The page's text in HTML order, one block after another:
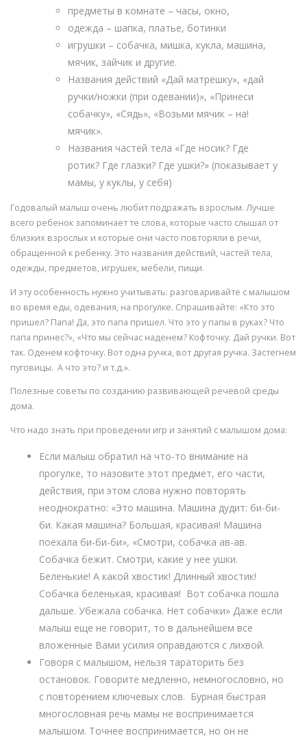
предметы в комнате – часы, окно,
одежда – шапка, платье, ботинки
игрушки – собачка, мишка, кукла, машина,
мячик, зайчик и другие.
Названия действий «Дай матрешку», «дай
ручки/ножки (при одевании)», «Принеси
собачку», «Сядь», «Возьми мячик – на!
мячик».
Названия частей тела «Где носик? Где
ротик? Где глазки? Где ушки?» (показывает у
мамы, у куклы, у себя)
Годовалый малыш очень любит подражать взрослым. Лучше
всего ребенок запоминает те слова, которые часто слышал от
близких взрослых и которые они часто повторяли в речи,
обращенной к ребенку. Это названия действий, частей тела,
одежды, предметов, игрушек, мебели, пищи.
И эту особенность нужно учитывать: разговаривайте с малышом
во время еды, одевания, на прогулке. Спрашивайте: «Кто это
пришел? Папа! Да, это папа пришел. Что это у папы в руках? Что
папа принес?», «Что мы сейчас наденем? Кофточку. Дай ручки. Вот
так. Оденем кофточку. Вот одна ручка, вот другая ручка. Застегнем
пуговицы. А что это? и т.д.».
Полезные советы по созданию развивающей речевой среды
дома.
Что надо знать при проведении игр и занятий с малышом дома:
Если малыш обратил на что-то внимание на
прогулке, то назовите этот предмет, его части,
действия, при этом слова нужно повторять
неоднократно: «Это машина. Машина дудит: би-би-
би. Какая машина? Большая, красивая! Машина
поехала би-би-би», «Смотри, собачка ав-ав.
Собачка бежит. Смотри, какие у нее ушки.
Беленькие! А какой хвостик! Длинный хвостик!
Собачка беленькая, красивая! Вот собачка пошла
дальше. Убежала собачка. Нет собачки» Даже если
малыш еще не говорит, то в дальнейшем все
вложенные Вами усилия оправдаются с лихвой.
Говоря с малышом, нельзя тараторить без
остановок. Говорите медленно, немногословно, но
с повторением ключевых слов. Бурная быстрая
многословная речь мамы не воспринимается
малышом. Точнее воспринимается, но он не